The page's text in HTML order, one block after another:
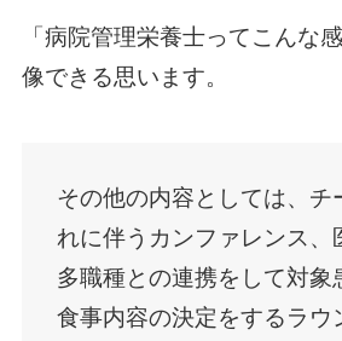
「病院管理栄養士ってこんな
像できる思います。
その他の内容としては、チ
れに伴うカンファレンス、
多職種との連携をして対象
食事内容の決定をするラウ